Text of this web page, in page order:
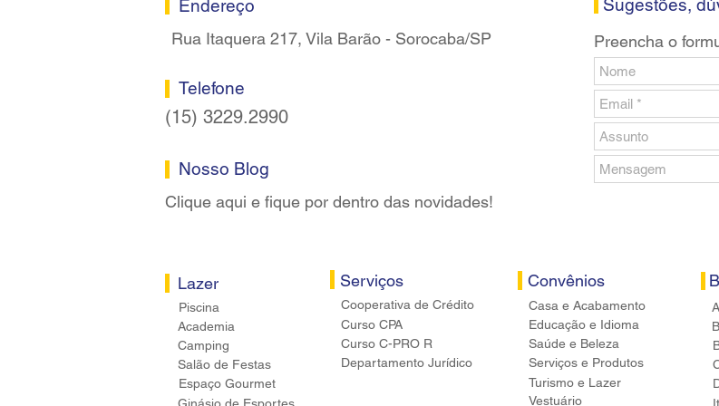
Endereço
Rua Itaquera 217, Vila Barão - Sorocaba/SP
Telefone
(15) 3229.2990
Nosso Blog
Clique aqui e fique por dentro das novidades!
Lazer
Piscina
Academia
Camping
Salão de Festas
Espaço Gourmet
Serviços
Cooperativa de Crédito
Curso CPA
Curso C-PRO R
Departamento Jurídico
Sugestões,
Preencha o
Convênios
Casa e Acabamento
Educação e Idioma
Saúde e Beleza
Serviços e Produtos
Turismo e Lazer
Vestuário